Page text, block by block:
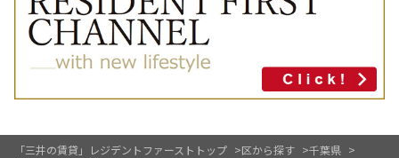
「三井の賃貸」レジデントファーストトップ 区から探す
千葉県